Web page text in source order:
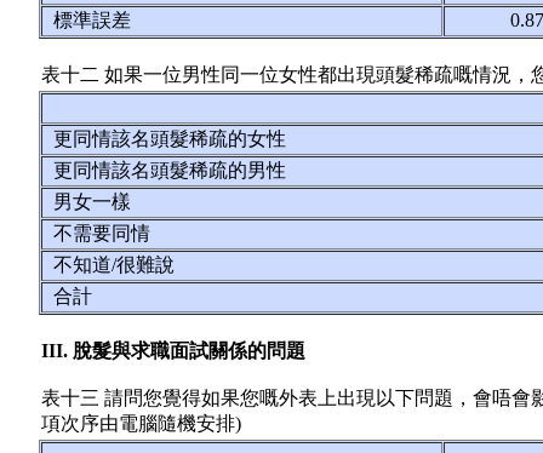
標準誤差
表十二 如果一位男性同一位女性都出現頭髮稀疏嘅情況，
更同情該名頭髮稀疏的女性
更同情該名頭髮稀疏的男性
男女一樣
不需要同情
不知道/很難說
合計
III. 脫髮與求職面試關係的問題
表十三 請問您覺得如果您嘅外表上出現以下問題，會唔
項次序由電腦隨機安排)